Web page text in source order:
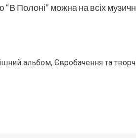
“В Полоні” можна на всіх
альбом, Євробачення та